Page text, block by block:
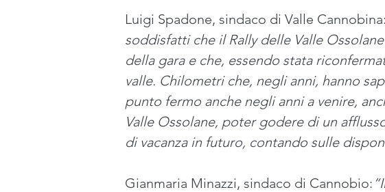
Luigi Spadone, sindaco di Valle Cannobina:
soddisfatti che il Rally delle Valle
della gara e che, essendo stata
valle. Chilometri che, negli anni, hanno
punto fermo anche negli anni a venire,
Valle Ossolane, poter godere di un
di vacanza in futuro, contando sulle
Gianmaria Minazzi, sindaco di Cannobio: